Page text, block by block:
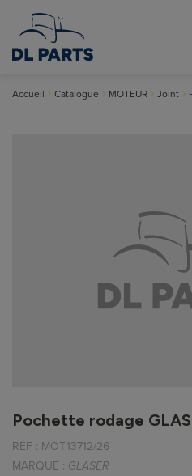
Accueil Catalogue MOTEUR Joint
Pochette rodage
RÉF : MOT.13712/26
MARQUE : GLASER